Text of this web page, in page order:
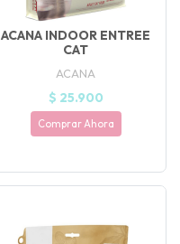
ACANA INDOOR ENTREE
CAT
ACANA
$ 25.900
Comprar Ahora